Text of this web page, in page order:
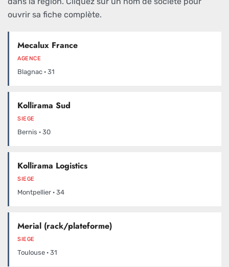
ouvrir sa fiche complète.
Mecalux France
AGENCE
Blagnac · 31
Kollirama Sud
SIEGE
Bernis · 30
Kollirama Logistics
SIEGE
Montpellier · 34
Merial (rack/plateforme)
SIEGE
Toulouse · 31